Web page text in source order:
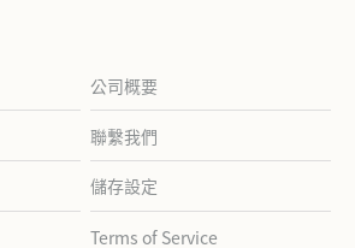
公司概要
聯繫我們
儲存設定
Terms of Service